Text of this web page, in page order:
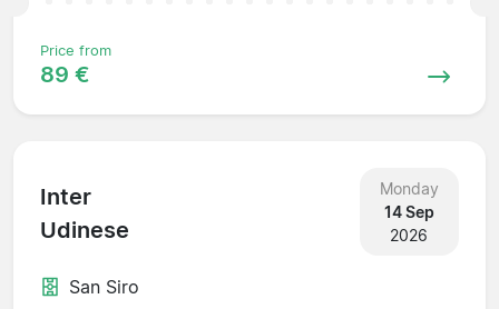
Price from
89 €
Inter
Udinese
Monday
14 Sep
2026
San Siro